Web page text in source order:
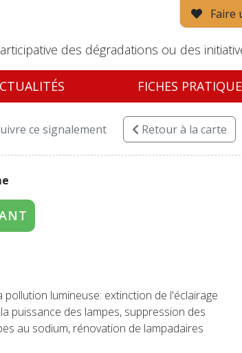
Faire
des dégradations ou des
FICHES
ce signalement Retourà la carte
pollution lumineuse: extinction de l'éclairage
puissance des lampes, suppression des
au sodium, rénovation de lampadaires